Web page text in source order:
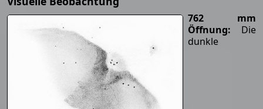
762 mm
Öffnung: Die
dunkle